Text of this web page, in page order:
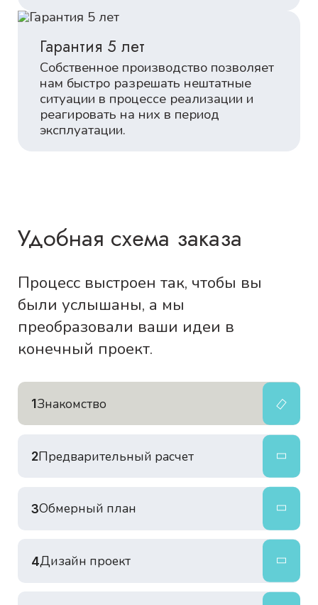
Гарантия 5 лет
Собственное производство позволяет
нам быстро разрешать нештатные
ситуации в процессе реализации и
реагировать на них в период
эксплуатации.
Удобная схема заказа
Процесс выстроен так, чтобы вы
были услышаны, а мы
преобразовали ваши идеи в
конечный проект.
1Знакомство
2Предварительный расчет
3Обмерный план
4Дизайн проект